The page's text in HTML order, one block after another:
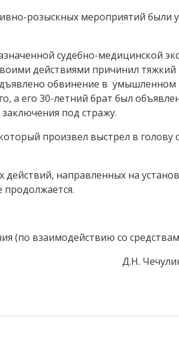
розыскных мероприятий были
судебно-медицинской
действиями причинил
обвинение в
а его 30-летний брат был
под стражу.
произвел выстрел в голову
действий, направленных на
продолжается.
(по взаимодействию со